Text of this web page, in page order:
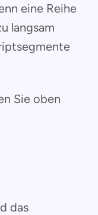
eine Reihe
langsam
Sie oben
das